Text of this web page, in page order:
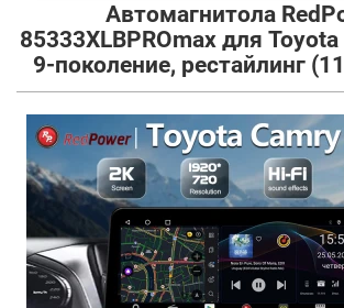
Автомагнитола
85333XLBPROmax для
9-поколение, рестайлинг